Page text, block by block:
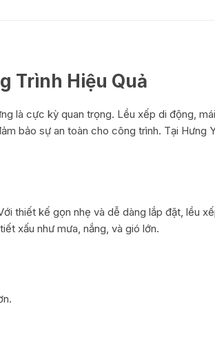
Trình Hiệu Quả
là cực kỳ quan trọng. Lều xếp di động,
bảo sự an toàn cho công trình. Tại Hưng
thiết kế gọn nhẹ và dễ dàng lắp đặt, lều
xấu như mưa, nắng, và gió lớn.